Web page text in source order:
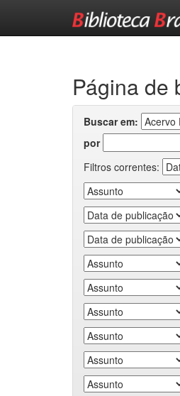
Página de
Buscar em:
por
Filtros correntes: